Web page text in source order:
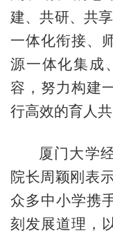
建、共研、共
一体化衔接、
源一体化集成
容，努力构建
行高效的育人共
厦门大学
院长周颖刚表
众多中小学携
刻发展道理，